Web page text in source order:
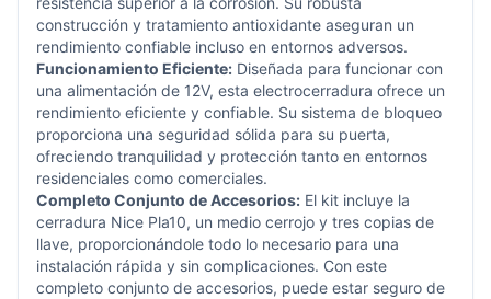
construcción y tratamiento antioxidante aseguran un
rendimiento confiable incluso en entornos adversos.
Funcionamiento Eficiente: Diseñada para funcionar con
una alimentación de 12V, esta electrocerradura ofrece un
rendimiento eficiente y confiable. Su sistema de bloqueo
proporciona una seguridad sólida para su puerta,
ofreciendo tranquilidad y protección tanto en entornos
residenciales como comerciales.
Completo Conjunto de Accesorios: El kit incluye la
cerradura Nice Pla10, un medio cerrojo y tres copias de
llave, proporcionándole todo lo necesario para una
instalación rápida y sin complicaciones. Con este
completo conjunto de accesorios, puede estar seguro de